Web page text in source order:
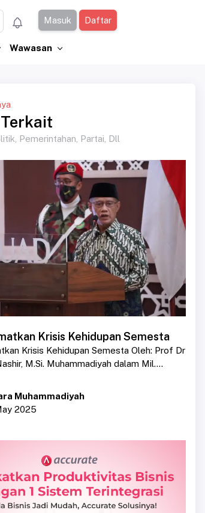
Masuk Daftar
Wawasan
Pemerintahan, Partai, Dll
Krisis Kehidupan Semesta
Krisis Kehidupan Semesta Oleh: Prof Dr
M.Si. Muhammadiyah dalam Mil....
Muhammadiyah
2025